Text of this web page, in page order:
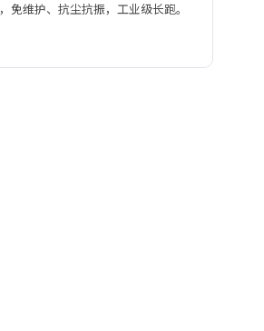
，免维护、抗尘抗振，工业级长跑。